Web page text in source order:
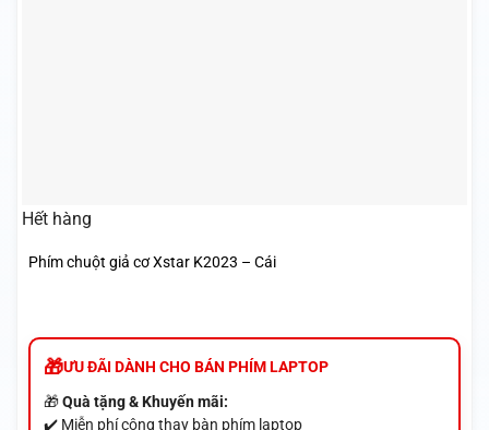
Hết hàng
Phím chuột giả cơ Xstar K2023 – Cái
ƯU ĐÃI DÀNH CHO BÁN PHÍM LAPTOP
🎁Quà tặng & Khuyến mãi:
✔️ Miễn phí công thay bàn phím laptop